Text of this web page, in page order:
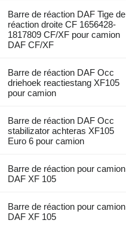
Barre de réaction DAF Tige de
réaction droite CF 1656428-
1817809 CF/XF pour camion
DAF CF/XF
Barre de réaction DAF Occ
driehoek reactiestang XF105
pour camion
Barre de réaction DAF Occ
stabilizator achteras XF105
Euro 6 pour camion
Barre de réaction pour camion
DAF XF 105
Barre de réaction pour camion
DAF XF 105